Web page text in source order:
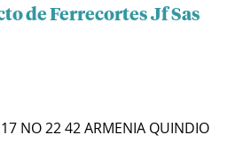
de Ferrecortes Jf Sas
17 NO 22 42 ARMENIA QUINDIO